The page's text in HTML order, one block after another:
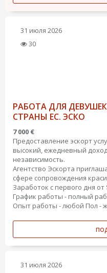
31 июля 2026
30
РАБОТА ДЛЯ
СТРАНЫ ЕС. ЭСКО
7 000 €
Предоставление эскорт
высокий, ежедневный
независимость.
Агентство Эскорта
сфере сопровождения
Заработок с первого дня от
График работы - полный
Опыт работы - любой Пол -
31 июля 2026